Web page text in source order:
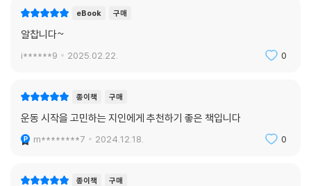
요즘은 유행이 한풀 꺾였지만 저탄고지(LCHF)나 팔레오 등도 있고, 그 정
반대 끝에 있는 생채식이나 고탄저지(HFLC) 어쩌고…. 하여간 무지하게
일수록 인기 끄는 건 다이어트도 매한가지인데, 삶 자체를 극단적으로 뜯
나 트레이너들의 시즌기 식단도 수도승 식단이라 불릴 정도라 장기간 지속
성에선 빵점이긴 도긴개긴이다. 사회인이 이전 밥상을 뒤엎지 않고도 최소
중에 따라 단백질량을 먼저 정하고, 남는 부분에서 탄수화물과 지방을 배
의 지시가 최우선이다.
이 책을 읽었다면 헬스장을 향해 보무도 당당히 진격해도 좋다. 건투를 빈
다!
eBook 구매
알찹니다~
i******9 2025.02.22. 0
종이책 구매
운동 시작을 고민하는 지인에게 추천하기 좋은 책입니다
m********7 2024.12.18. 0
종이책 구매